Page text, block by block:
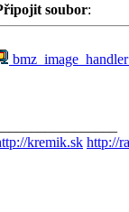
soubor:
kremik.sk http://